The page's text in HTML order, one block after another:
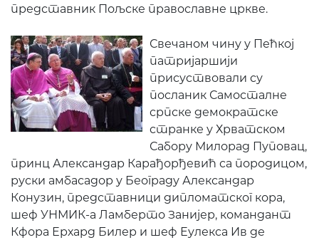
представник Пољске православне цркве.
Свечаном чину у Пећкој
патријаршији
присуствовали су
посланик Самосталне
српске демократске
странке у Хрватском
Сабору Милорад Пуповац,
принц Александар Карађорђевић са породицом,
руски амбасадор у Београду Александар
Конузин, представници дипломатског кора,
шеф УНМИК-а Ламберто Занијер, командант
Кфора Ерхард Билер и шеф Еулекса Ив де